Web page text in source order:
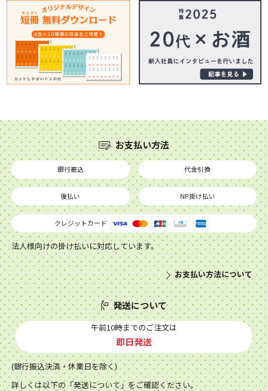
お支払い方法
銀行振込 代金引換
後払い NP掛け払い
クレジットカード
法人様向けの掛け払いに対応しています。
お支払い方法について
発送について
午前10時までのご注文は
即日発送
(銀行振込決済・休業日を除く)
詳しくは以下の「発送について」をご確認ください。